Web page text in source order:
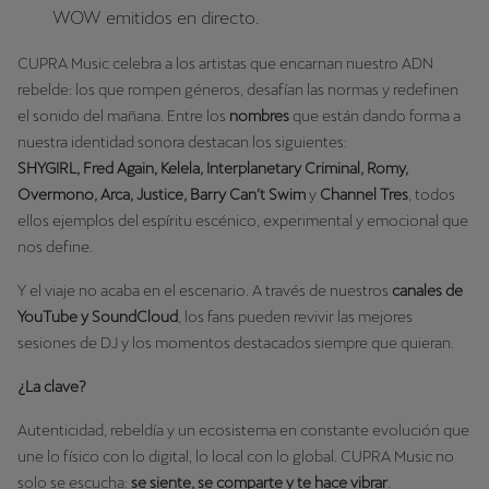
WOW emitidos en directo.
CUPRA Music celebra a los artistas que encarnan nuestro ADN
rebelde: los que rompen géneros, desafían las normas y redefinen
el sonido del mañana. Entre los nombres que están dando forma a
nuestra identidad sonora destacan los siguientes:
SHYGIRL, Fred Again, Kelela, Interplanetary Criminal, Romy,
Overmono, Arca, Justice, Barry Can’t Swimy Channel Tres , todos
ellos ejemplos del espíritu escénico, experimental y emocional que
nos define.
Y el viaje no acaba en el escenario. A través de nuestros canales de
YouTube y SoundCloud , los fans pueden revivir las mejores
sesiones de DJ y los momentos destacados siempre que quieran.
¿La clave?
Autenticidad, rebeldía y un ecosistema en constante evolución que
une lo físico con lo digital, lo local con lo global. CUPRA Music no
solo se escucha: se siente, se comparte y te hace vibrar